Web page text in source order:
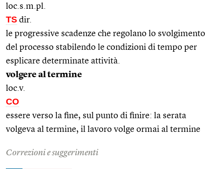
loc.s.m.pl.
TS dir.
le progressive scadenze che regolano lo svolgimento
del processo stabilendo le condizioni di tempo per
esplicare determinate attività.
volgere al termine
loc.v.
CO
essere verso la fine, sul punto di finire: la serata
volgeva al termine, il lavoro volge ormai al termine
Correzioni e suggerimenti